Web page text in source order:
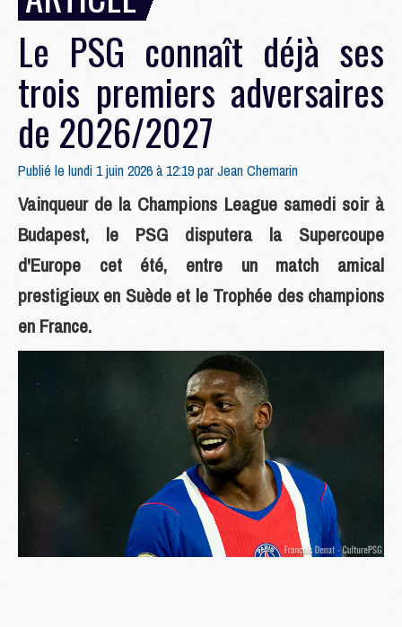
Le PSG connaît déjà ses
trois premiers adversaires
de 2026/2027
Publié le lundi 1 juin 2026 à 12:19 parJean Chemarin
Vainqueur de la Champions League samedi soir à
Budapest, le PSG disputera la Supercoupe
d'Europe cet été, entre un match amical
prestigieux en Suède et le Trophée des champions
en France.